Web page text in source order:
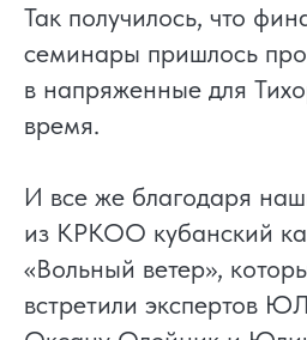
Так получилось, что
семинары пришлось
в напряженные для
время.
И все же благодаря
из КРКОО кубанский
«Вольный ветер»,
встретили экспертов